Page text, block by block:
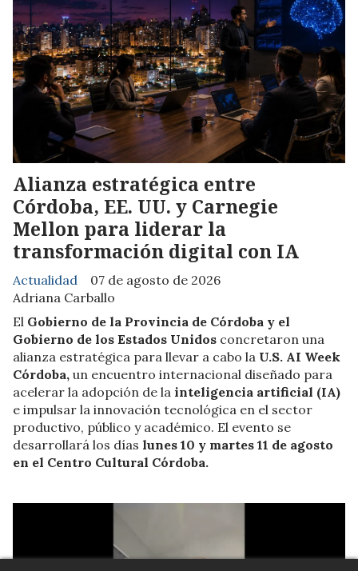
Alianza estratégica entre
Córdoba, EE. UU. y Carnegie
Mellon para liderar la
transformación digital con IA
Adriana Carballo
Actualidad 07 de agosto de 2026
El Gobierno de la Provincia de Córdoba y el
Gobierno de los Estados Unidos concretaron una
alianza estratégica para llevar a cabo la U.S. AI Week
Córdoba, un encuentro internacional diseñado para
acelerar la adopción de la inteligencia artificial (IA)
e impulsar la innovación tecnológica en el sector
productivo, público y académico. El evento se
desarrollará los días lunes 10 y martes 11 de agosto
en el Centro Cultural Córdoba.